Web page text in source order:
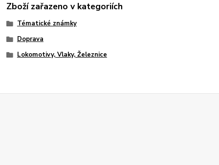
Zboží zařazeno v kategoriích
Tématické známky
Doprava
Lokomotivy, Vlaky, Železnice